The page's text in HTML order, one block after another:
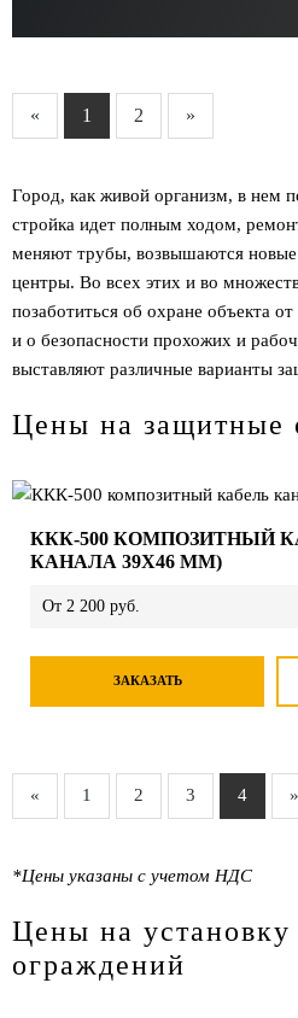
« 1 2 »
Город, как живой организм, в нем
стройка идет полным ходом,
меняют трубы, возвышаются новые
центры. Во всех этих и во
позаботиться об охране объекта
и о безопасности прохожих и
выставляют различные варианты
Цены на защитные
ККК-500 КОМПОЗИТНЫЙ
КАНАЛА 39Х46 ММ)
От 2 200 руб.
ЗАКАЗАТЬ
« 1 2 3 4 »
*Цены указаны с учетом НДС
Цены на
ограждений